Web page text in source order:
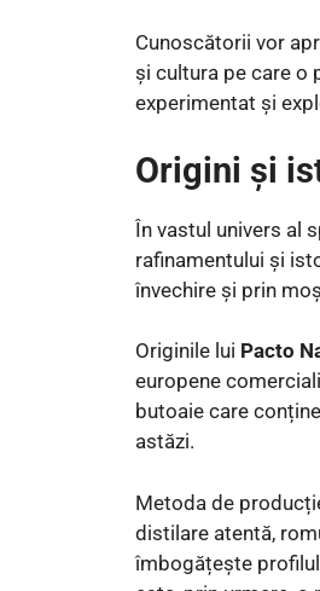
Cunoscătorii vor
și cultura pe care o
experimentat și
Origini și
În vastul univers al
rafinamentului și
învechire și prin
Originile lui Pacto
europene
butoaie care
astăzi.
Metoda de
distilare atentă,
îmbogățește